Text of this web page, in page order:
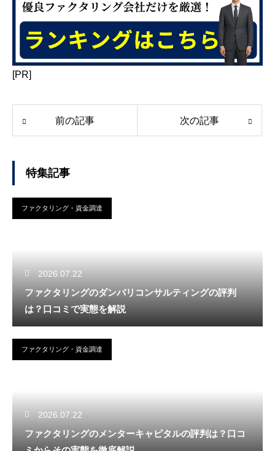
[PR]
前の記事 次の記事
特集記事
ファクタリング・資金調達
2026.07.22
ファクタリングのダンバリコンサルティングの評判
は？口コミで実態を解説
ファクタリング・資金調達
2026.07.22
ファクタリングのメンターキャピタルの評判は？口コ